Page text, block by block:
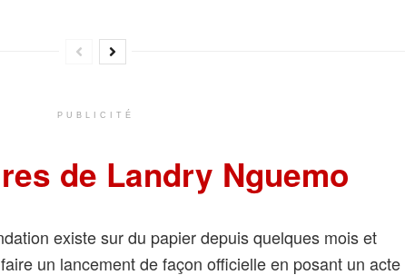
PUBLICITÉ
de Landry Nguemo
existe sur du papier depuis quelques mois et
faire un lancement de façon officielle en posant un acte